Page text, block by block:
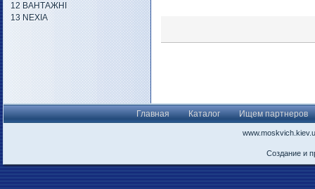
12 ВАНТАЖНІ
13 NEXIA
Главная Каталог Ищем партнеров
Создание и